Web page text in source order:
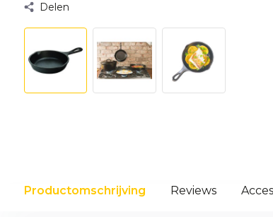
Delen
Productomschrijving Reviews